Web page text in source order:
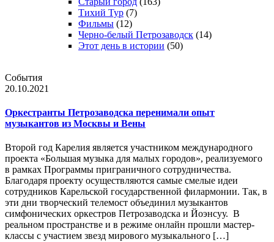
Тихий Тур (7)
Фильмы (12)
Черно-белый Петрозаводск (14)
Этот день в истории (50)
События
20.10.2021
Оркестранты Петрозаводска перенимали опыт
музыкантов из Москвы и Вены
Второй год Карелия является участником международного
проекта «Большая музыка для малых городов», реализуемого
в рамках Программы приграничного сотрудничества.
Благодаря проекту осуществляются самые смелые идеи
сотрудников Карельской государственной филармонии. Так, в
эти дни творческий телемост объединил музыкантов
симфонических оркестров Петрозаводска и Йоэнсуу. В
реальном пространстве и в режиме онлайн прошли мастер-
классы с участием звезд мирового музыкального […]